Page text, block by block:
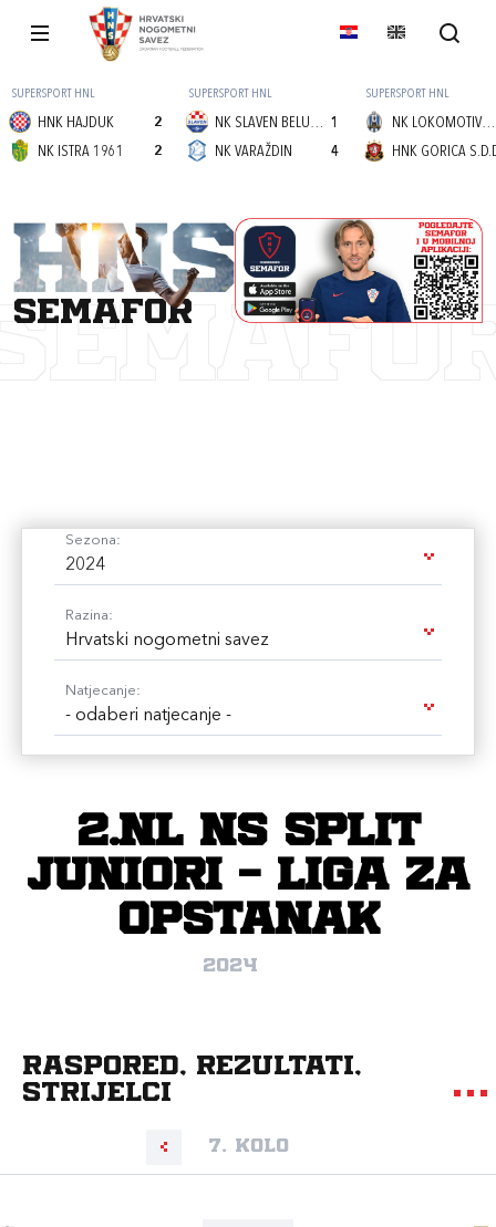
SUPERSPORT HNL
HNK HAJDUK
2
2
NK ISTRA 1961
SUPERSPORT HNL
NK SLAVEN BELUPO 1
4
NK VARAŽDIN
SUPERSPORT HNL
NK LOKOMOTIVA (Z)
HNK GORICA
semafor
Sezona:
2024
Razina:
Hrvatski nogometni savez
Natjecanje:
- odaberi natjecanje -
2.NL NS Split
Juniori - Liga za
opstanak
2024
Raspored, rezultati,
strijelci
7. kolo